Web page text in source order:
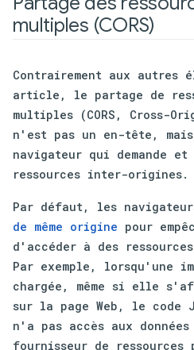
multiples (CORS)
Contrairement aux autres
article, le partage de
multiples (CORS, Cross-
n'est pas un en-tête, mais
navigateur qui demande
ressources inter-origines.
Par défaut, les
de même origine pour
d'accéder à des
Par exemple, lorsqu'une
chargée, même si elle
sur la page Web, le code
n'a pas accès aux
fournisseur de